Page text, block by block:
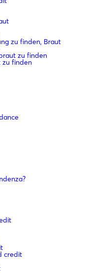
zu finden, Braut
zu finden
zu finden
credit